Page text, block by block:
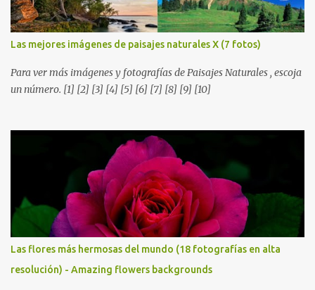
Las mejores imágenes de paisajes naturales X (7 fotos)
Para ver más imágenes y fotografías de Paisajes Naturales , escoja
un número. [1] [2] [3] [4] [5] [6] [7] [8] [9] [10]
Las flores más hermosas del mundo (18 fotografías en alta
resolución) - Amazing flowers backgrounds